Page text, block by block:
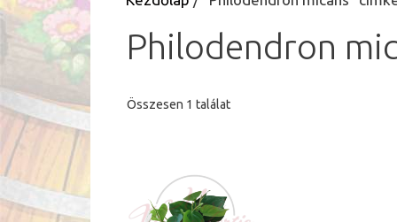
Philodendron
Összesen 1 találat